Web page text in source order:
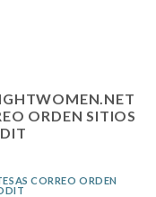
ORDEN SITIOS
CORREO ORDEN